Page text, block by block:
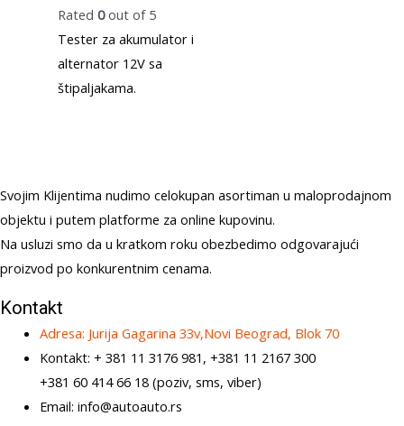
Rated 0out of 5
Tester za akumulator i
alternator 12V sa
štipaljakama.
Svojim Klijentima nudimo celokupan asortiman u maloprodajnom
objektu i putem platforme za online kupovinu.
Na usluzi smo da u kratkom roku obezbedimo odgovarajući
proizvod po konkurentnim cenama.
Kontakt
Adresa: Jurija Gagarina 33v,Novi Beograd, Blok 70
Kontakt: + 381 11 3176 981, +381 11 2167 300
+381 60 414 66 18 (poziv, sms, viber)
Email: info@autoauto.rs